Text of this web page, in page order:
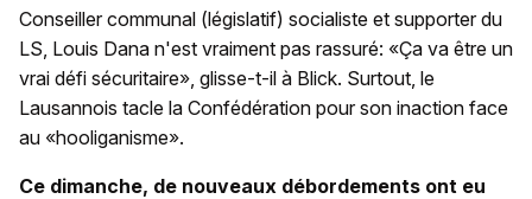
Conseiller communal (législatif) socialiste et supporter du
LS, Louis Dana n'est vraiment pas rassuré: «Ça va être un
vrai défi sécuritaire», glisse-t-il à Blick. Surtout, le
Lausannois tacle la Confédération pour son inaction face
au «hooliganisme».
Ce dimanche, de nouveaux débordements ont eu